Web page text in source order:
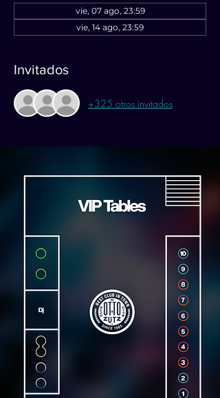
vie, 07 ago, 23:59
vie, 14 ago, 23:59
Invitados
+325 otros invitados